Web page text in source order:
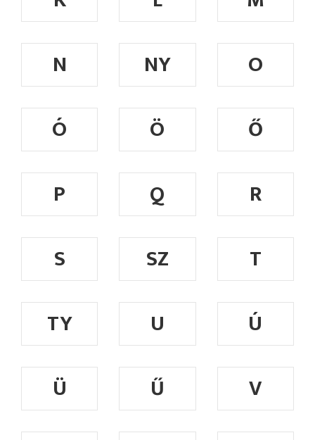
N
NY
O
Ó
Ö
Ő
P
Q
R
S
SZ
T
TY
U
Ú
Ü
Ű
V